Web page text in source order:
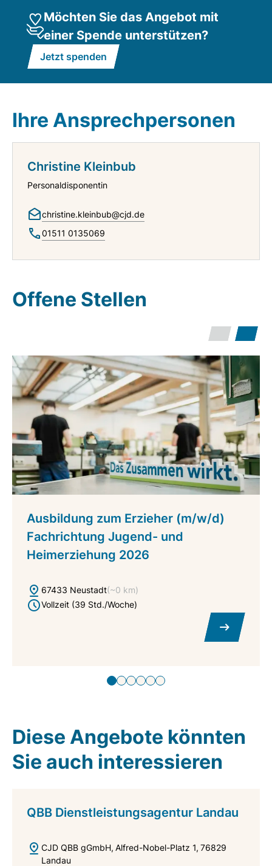
Möchten Sie das Angebot mit
einer Spende unterstützen?
Jetzt spenden
Ihre Ansprechpersonen
Christine Kleinbub
Personaldisponentin
christine.kleinbub@cjd.de
01511 0135069
Offene Stellen
Ausbildung zum Erzieher (m/w/d)
Fachrichtung Jugend- und
Heimerziehung 2026
67433 Neustadt(~0 km)
Vollzeit (39 Std./Woche)
Diese Angebote könnten
Sie auch interessieren
QBB Dienstleistungsagentur Landau
CJD QBB gGmbH Alfred-Nobel-Platz 1 76829
Landau